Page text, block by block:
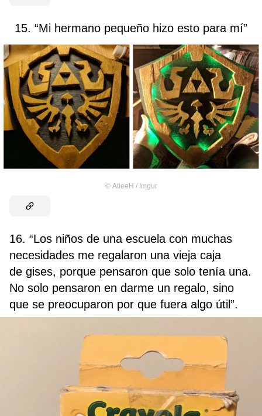
15. “Mi hermano pequeño hizo esto para mí”
© AtleeH / Imgur
16. “Los niños de una escuela con muchas
necesidades me regalaron una vieja caja
de gises, porque pensaron que solo tenía una.
No solo pensaron en darme un regalo, sino
que se preocuparon por que fuera algo útil”.